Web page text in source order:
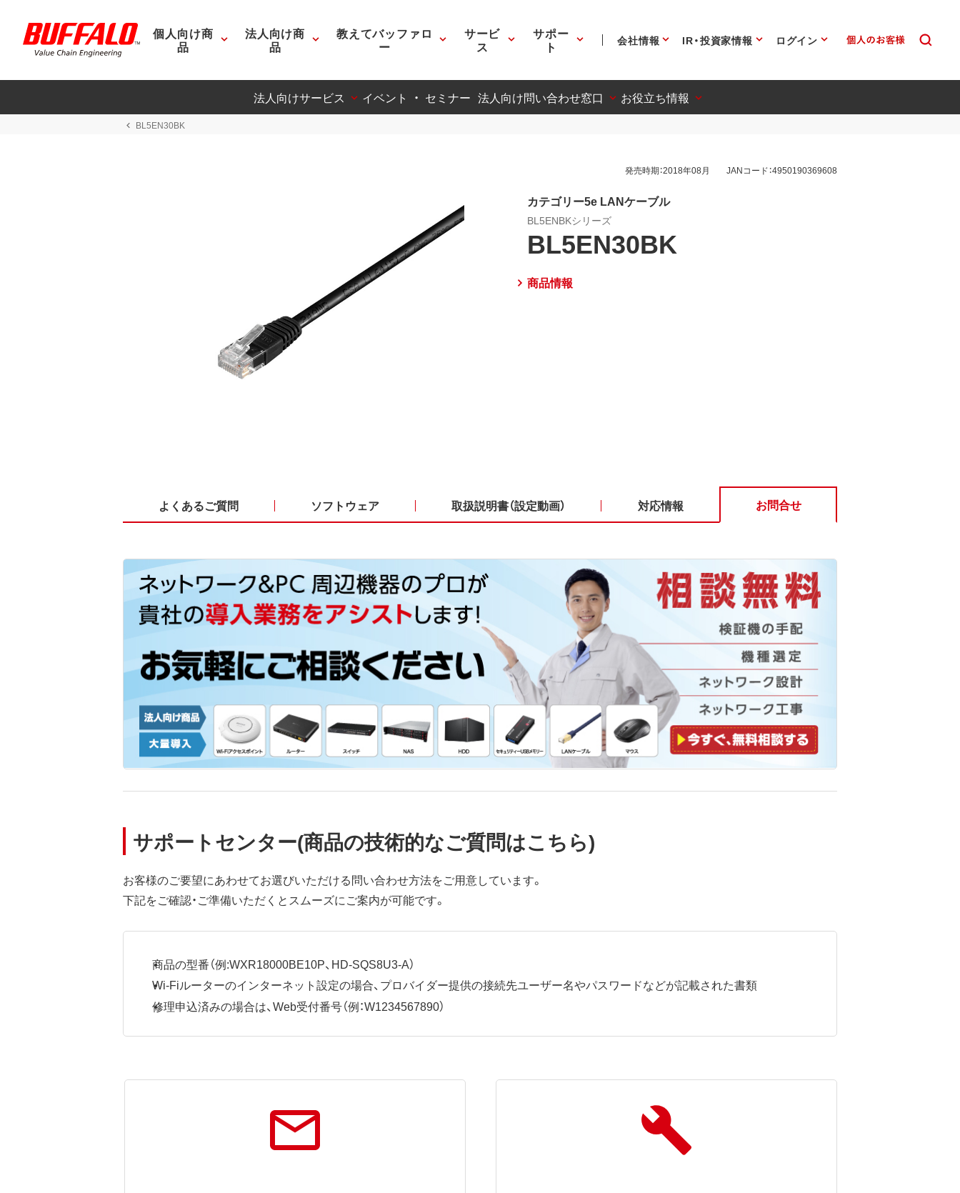
個人向け商
品
法人向け商
品
教えてバッファロ
ー
サービ
ス
サポー
ト 会社情報 IR・投資家情報 ログイン
法人向けサービス イベント ・ セミナー 法人向け問い合わせ窓口 お役立ち情報
BL5EN30BK
発売時期：2018年08月 JANコード：4950190369608
カテゴリー5e LANケーブル
BL5ENBKシリーズ
BL5EN30BK
商品情報
よくあるご質問 ソフトウェア 取扱説明書（設定動画） 対応情報 お問合せ
サポートセンター(商品の技術的なご質問はこちら)
お客様のご要望にあわせてお選びいただける問い合わせ方法をご用意しています。
下記をご確認・ご準備いただくとスムーズにご案内が可能です。
商品の型番（例:WXR18000BE10P、HD-SQS8U3-A）
Wi-Fiルーターのインターネット設定の場合、プロバイダー提供の接続先ユーザー名やパスワードなどが記載された書類
修理申込済みの場合は、Web受付番号（例：W1234567890）